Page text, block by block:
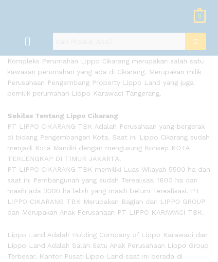
0
Kompleks Perumahan Lippo Cikarang merupakan salah satu
kawasan perumahan yang ada di Cikarang. Merupakan milik
Perusahaan Pengembang Property Lippo Land yang juga
pemilik perumahan Lippo Karawaci Tangerang.
Sekilas Tentang Lippo Cikarang
PT LIPPO CIKARANG TBK Adalah Perusahaan yang bergerak
di bidang Pengembangan Kota. Saat ini Lippo Cikarang sudah
menjadi Kota Mandiri dengan mengusung Konsep KOTA
TERLENGKAP DI TIMUR JAKARTA.
PT LIPPO CIKARANG TBK memiliki Luas Wilayah 5500 ha dan
saat ini Pembangunan yang sudah Terealisasi 1800 ha dan
masih ada 3000 ha lebih yang masih belum Terealisasi. PT
LIPPO CIKARANG TBK Merupakan Bagian dari LIPPO GROUP
dan Merupakan Anak Perusahaan PT LIPPO KARAWACI TBK.
Lippo Land Adalah Holding Company of Lippo Karawaci dan
Lippo Land Adalah Salah Satu Anak Perusahaan Lippo Group
Terbesar, Kantor Pusat Lippo Land saat ini berada di